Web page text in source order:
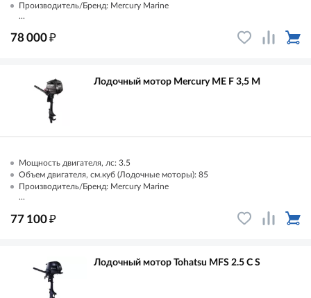
Производитель/Бренд: Mercury Marine
...
78 000₽
Лодочный мотор Mercury ME F 3,5 M
Мощность двигателя, лс: 3.5
Объем двигателя, см.куб (Лодочные моторы): 85
Производитель/Бренд: Mercury Marine
...
77 100₽
Лодочный мотор Tohatsu MFS 2.5 C S